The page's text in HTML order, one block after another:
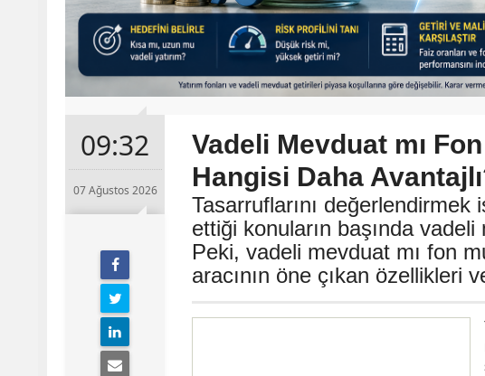
09:32
07 Ağustos 2026
Vadeli Mevduat mı
Hangisi Daha
Tasarruflarını değerlendirmek
ettiği konuların başında
Peki, vadeli mevduat mı fon
aracının öne çıkan özellikleri